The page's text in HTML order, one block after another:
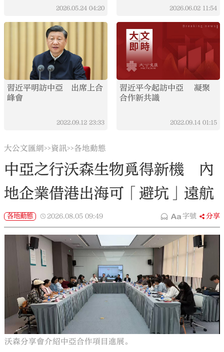
2026.05.24 04:20 2026.06.02 11:54
習近平明訪中亞 出席上合
峰會
2022.09.12 23:33
習近平今起訪中亞 凝聚
合作新共識
2022.09.14 01:15
大公文匯網>>資訊>>各地動態
中亞之行沃森生物覓得新機 內
地企業借港出海可「避坑」遠航
各地動態 2026.08.05 09:49 字號 分享
沃森分享會介紹中亞合作項目進展。